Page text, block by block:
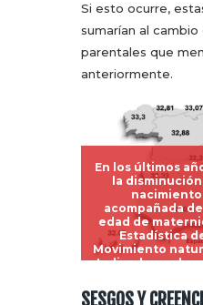
Si esto ocurre,
sumarían al
parentales que
anteriormente.
En los últimos
la
acompañada
edad de
Estadística
Movimiento
Indicadores
SESGOS Y